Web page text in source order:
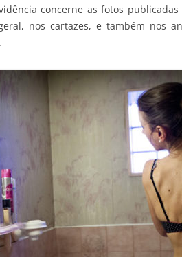
concerne as fotos
nos cartazes, e também nos